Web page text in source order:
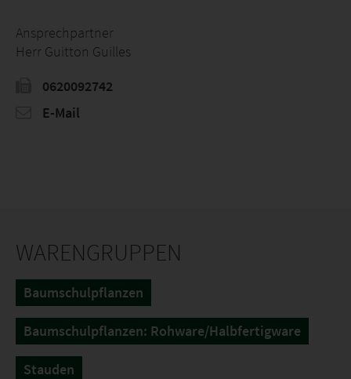
Ansprechpartner
Herr Guitton Guilles
0620092742
E-Mail
WARENGRUPPEN
Baumschulpflanzen
Baumschulpflanzen: Rohware/Halbfertigware
Stauden